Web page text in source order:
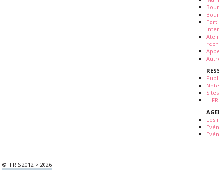
Les
© IFRIS 2012 > 2026